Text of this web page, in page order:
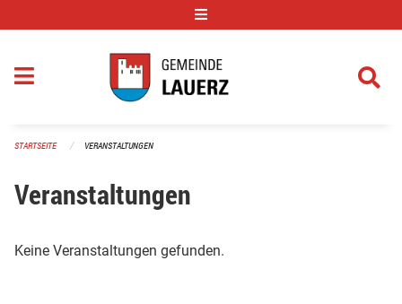
STARTSEITE VERANSTALTUNGEN
Veranstaltungen
Keine Veranstaltungen gefunden.